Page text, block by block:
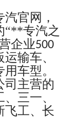
官网，
“**专汽之
企业500
输车、
车型。
司主营的
三一、
飞工、长